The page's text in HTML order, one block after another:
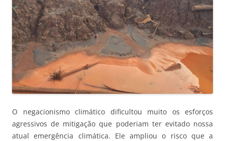
O negacionismo climático dificultou muito os esforços
agressivos de mitigação que poderiam ter evitado nossa
atual emergência climática. Ele ampliou o risco que a